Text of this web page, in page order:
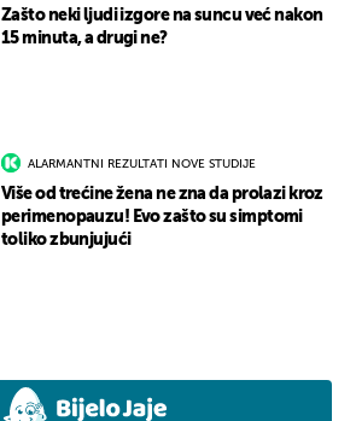
Zašto neki ljudi izgore na suncu već nakon
15 minuta, a drugi ne?
ALARMANTNI REZULTATI NOVE STUDIJE
Više od trećine žena ne zna da prolazi kroz
perimenopauzu! Evo zašto su simptomi
toliko zbunjujući